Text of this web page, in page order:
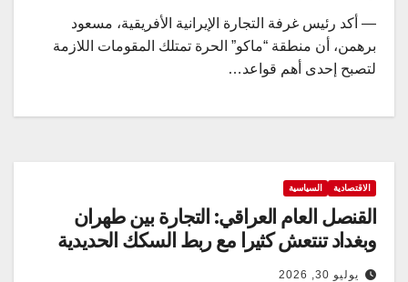
— أكد رئيس غرفة التجارة الإيرانية الأفريقية، مسعود
برهمن، أن منطقة “ماكو” الحرة تمتلك المقومات اللازمة
لتصبح إحدى أهم قواعد…
الاقتصادية السياسية
القنصل العام العراقي: التجارة بين طهران
وبغداد تنتعش كثيرا مع ربط السكك الحديدية
يوليو 30, 2026